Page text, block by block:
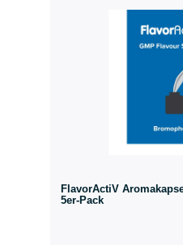
FlavorActiV
5er-Pack